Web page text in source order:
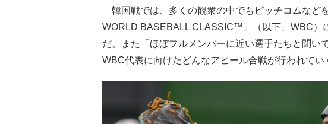
韓国戦では、多くの観衆の中でもピッチコムなど
WORLD BASEBALL CLASSIC™」（以下、WBC）
だ。また「ほぼフルメンバーに近い選手たちと聞い
WBC代表に向けたどんなアピール合戦が行われてい